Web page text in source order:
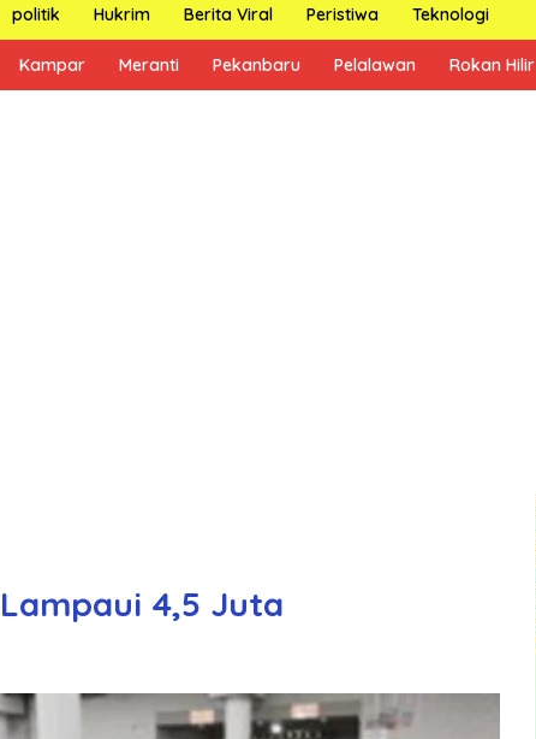
politik Hukrim Berita Viral Peristiwa Teknologi
Kampar Meranti Pekanbaru Pelalawan Rokan Hilir
4,5 Juta